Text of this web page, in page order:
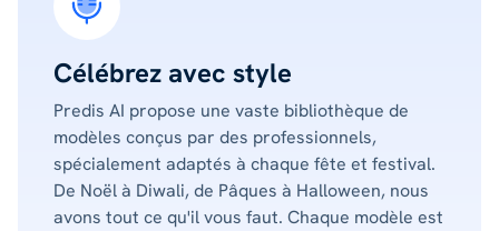
Célébrez avec style
Predis AI propose une vaste bibliothèque de
modèles conçus par des professionnels,
spécialement adaptés à chaque fête et festival.
De Noël à Diwali, de Pâques à Halloween, nous
avons tout ce qu'il vous faut. Chaque modèle est